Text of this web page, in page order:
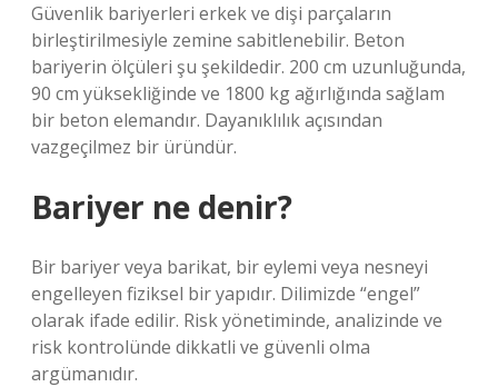
Güvenlik bariyerleri erkek ve dişi parçaların
birleştirilmesiyle zemine sabitlenebilir. Beton
bariyerin ölçüleri şu şekildedir. 200 cm uzunluğunda,
90 cm yüksekliğinde ve 1800 kg ağırlığında sağlam
bir beton elemandır. Dayanıklılık açısından
vazgeçilmez bir üründür.
Bariyer ne denir?
Bir bariyer veya barikat, bir eylemi veya nesneyi
engelleyen fiziksel bir yapıdır. Dilimizde “engel”
olarak ifade edilir. Risk yönetiminde, analizinde ve
risk kontrolünde dikkatli ve güvenli olma
argümanıdır.